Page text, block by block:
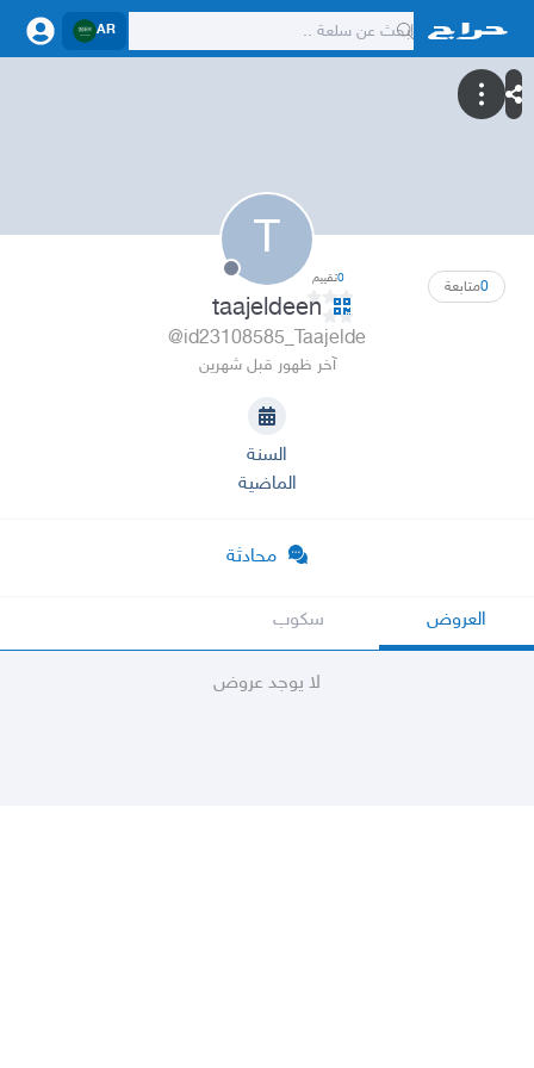
AR
T
0متابعة 0تقييم
taajeldeen
@id23108585_Taajelde
آخر ظهور قبل شهرين
السنة
الماضية
محادثة
العروض سكوب
لا يوجد عروض